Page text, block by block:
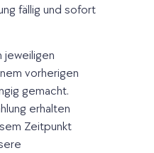
fällig und sofort
jeweiligen
vorherigen
gemacht.
erhalten
Zeitpunkt